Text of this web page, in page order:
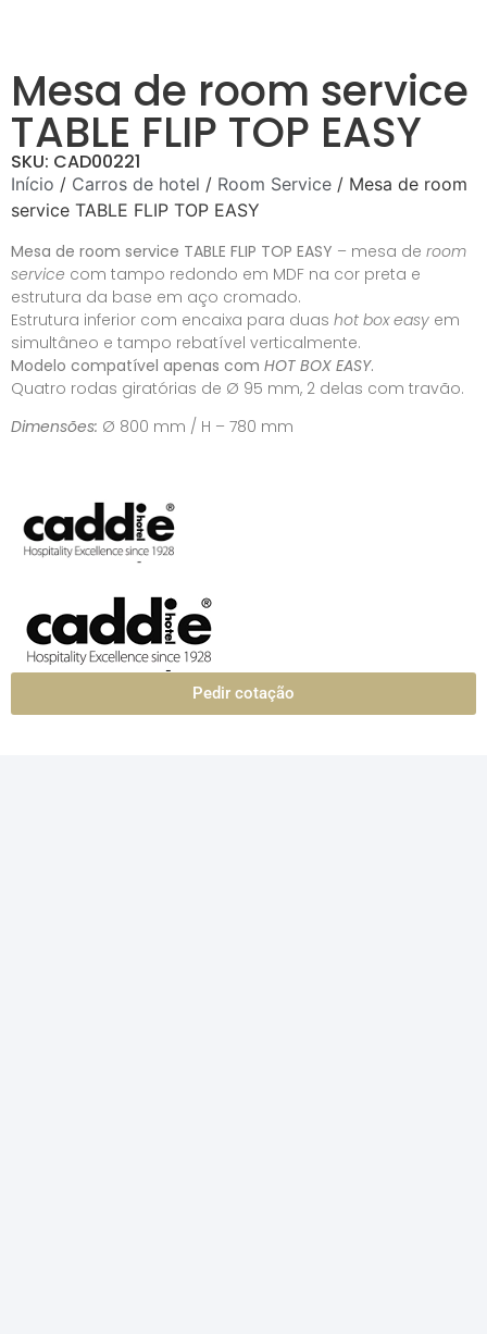
Mesa de room service
TABLE FLIP TOP EASY
SKU: CAD00221
Início / Carros de hotel / Room Service / Mesa de room
service TABLE FLIP TOP EASY
Mesa de room service TABLE FLIP TOP EASY – mesa de room
service com tampo redondo em MDF na cor preta e
estrutura da base em aço cromado.
Estrutura inferior com encaixa para duas hot box easy em
simultâneo e tampo rebatível verticalmente.
Modelo compatível apenas com HOT BOX EASY.
Quatro rodas giratórias de Ø 95 mm, 2 delas com travão.
Dimensões: Ø 800 mm / H – 780 mm
Pedir cotação